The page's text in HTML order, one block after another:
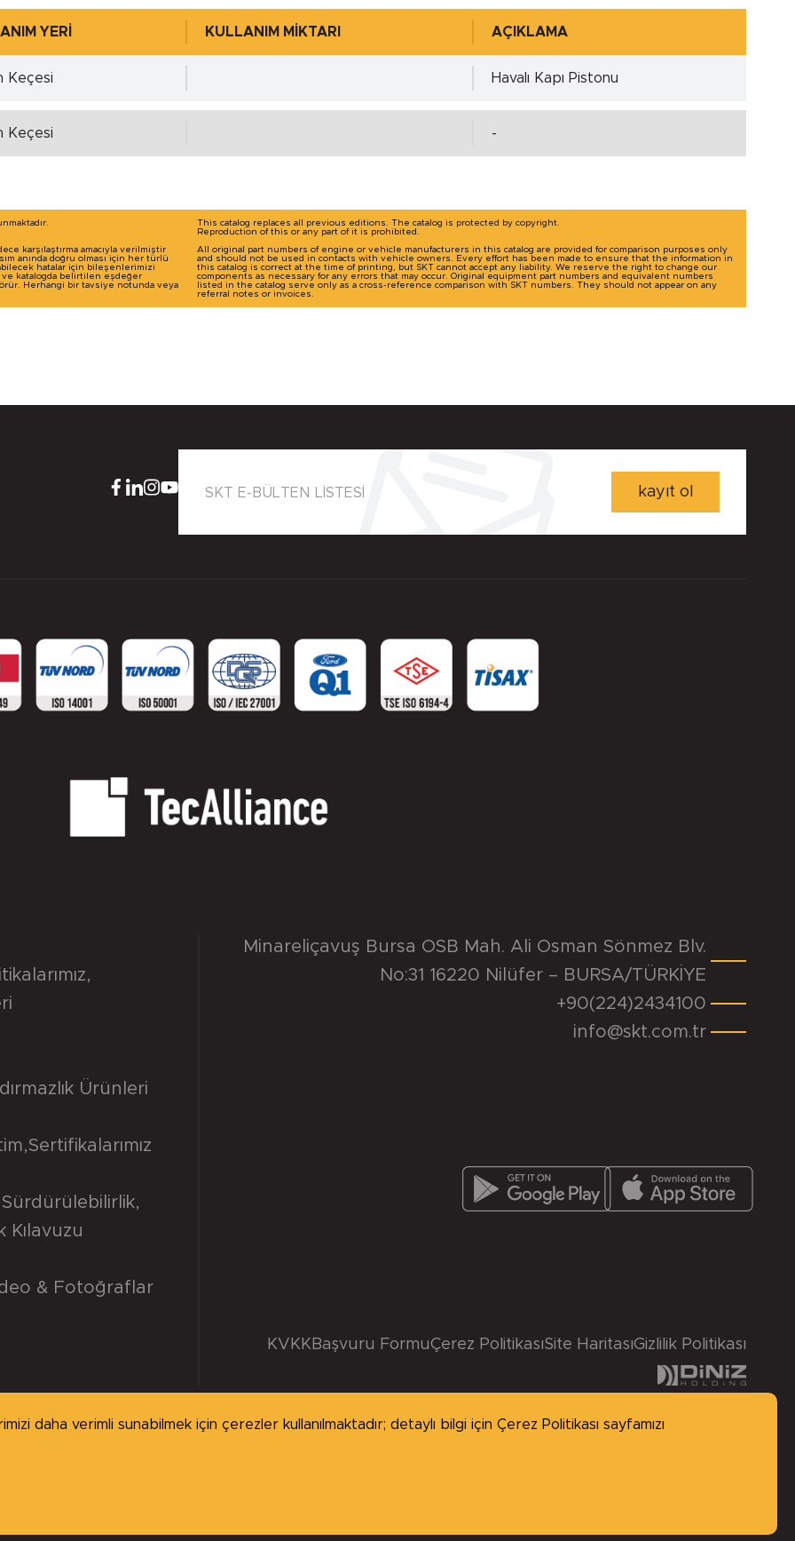
) -
Detaylı incelemek için tıklayınız!
YERİ KULLANIM MİKTARI AÇIKLAMA
Keçesi Havalı Kapı Pistonu
Keçesi -
karşılaştırma amacıyla verilmiştir
anında doğru olması için her türlü
hatalar için bileşenlerimizi
ve katalogda belirtilen eşdeğer
Herhangi bir tavsiye notunda veya
This catalog replaces all previous editions. The catalog is protected by copyright.
Reproduction of this or any part of it is prohibited.
All original part numbers of engine or vehicle manufacturers in this catalog are provided for comparison purposes only
and should not be used in contacts with vehicle owners. Every effort has been made to ensure that the information in
this catalog is correct at the time of printing, but SKT cannot accept any liability. We reserve the right to change our
components as necessary for any errors that may occur. Original equipment part numbers and equivalent numbers
listed in the catalog serve only as a cross-reference comparison with SKT numbers. They should not appear on any
referral notes or invoices.
SKT E-BÜLTEN LİSTESİ kayıt ol
,
Ürünleri
,Sertifikalarımız
,
Kılavuzu
& Fotoğraflar
Minareliçavuş Bursa OSB Mah. Ali Osman Sönmez Blv.
No:31 16220 Nilüfer – BURSA/TÜRKİYE
+90(224)2434100
info@skt.com.tr
KVKK Başvuru FormuÇerez PolitikasıSite HaritasıGizlilik Politikası
daha verimli sunabilmek için çerezler kullanılmaktadır; detaylı bilgi için Çerez Politikası sayfamızı